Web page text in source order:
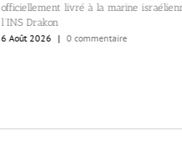
officiellement livré à la marine
l’INS Drakon
6 Août 2026 | 0 commentaire